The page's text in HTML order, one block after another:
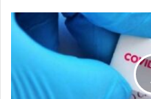
Seremi
de
60
nuevos